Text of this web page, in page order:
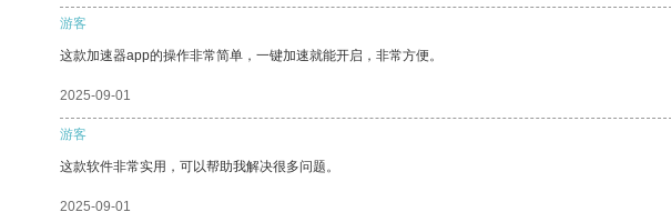
游客
这款加速器app的操作非常简单，一键加速就能开启，非常方便。
2025-09-01
游客
这款软件非常实用，可以帮助我解决很多问题。
2025-09-01